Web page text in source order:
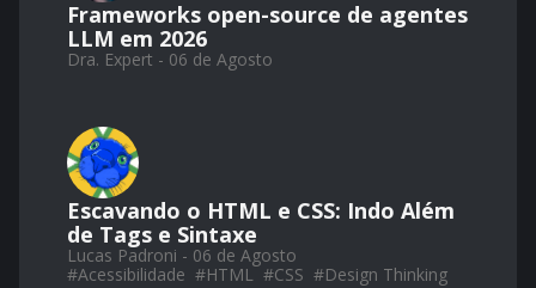
Frameworks open-source de agentes
LLM em 2026
Dra. Expert - 06 de Agosto
Escavando o HTML e CSS: Indo Além
de Tags e Sintaxe
Lucas Padroni - 06 de Agosto
#Acessibilidade #HTML #CSS #Design Thinking